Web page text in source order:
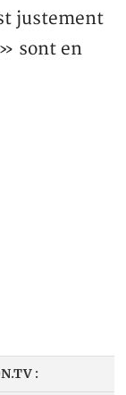
justement
sont en
: